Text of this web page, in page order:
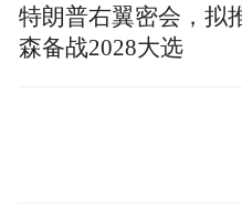
东深入践行“绿水青
深耕生态产品价值
特朗普右翼密会，拟
森备战2028大选